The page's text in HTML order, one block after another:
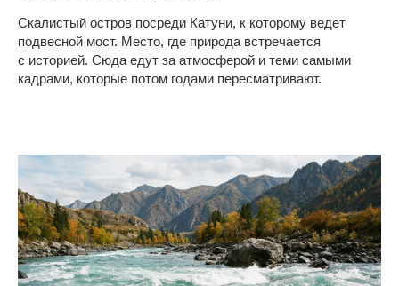
Скалистый остров посреди Катуни, к которому ведет
подвесной мост. Место, где природа встречается
с историей. Сюда едут за атмосферой и теми самыми
кадрами, которые потом годами пересматривают.